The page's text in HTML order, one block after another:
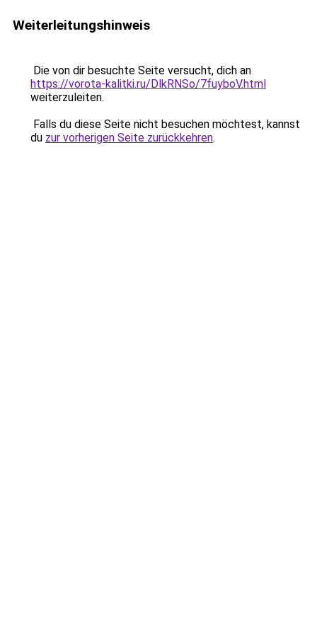
Weiterleitungshinweis
Die von dir besuchte Seite versucht, dich an
https://vorota-kalitki.ru/DlkRNSo/7fuyboV.html
weiterzuleiten.
Falls du diese Seite nicht besuchen möchtest, kannst
du zur vorherigen Seite zurückkehren.